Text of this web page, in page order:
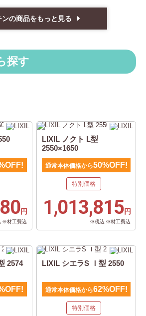
の商品をもっと見る
探す
円
※材工費込
LIXIL ノクト L型
2550×1650
通常本体価格から50%OFF!
特別価格
1,013,815円
※税込 ※材工費込
2574 LIXIL シエラS Ｉ型 2550
通常本体価格から62%OFF!
特別価格